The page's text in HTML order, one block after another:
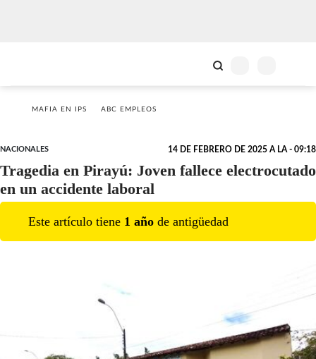
MAFIA EN IPS ABC EMPLEOS
NACIONALES 14 DE FEBRERO DE 2025 A LA - 09:18
Tragedia en Pirayú: Joven fallece electrocutado
en un accidente laboral
Este artículo tiene 1 año de antigüedad